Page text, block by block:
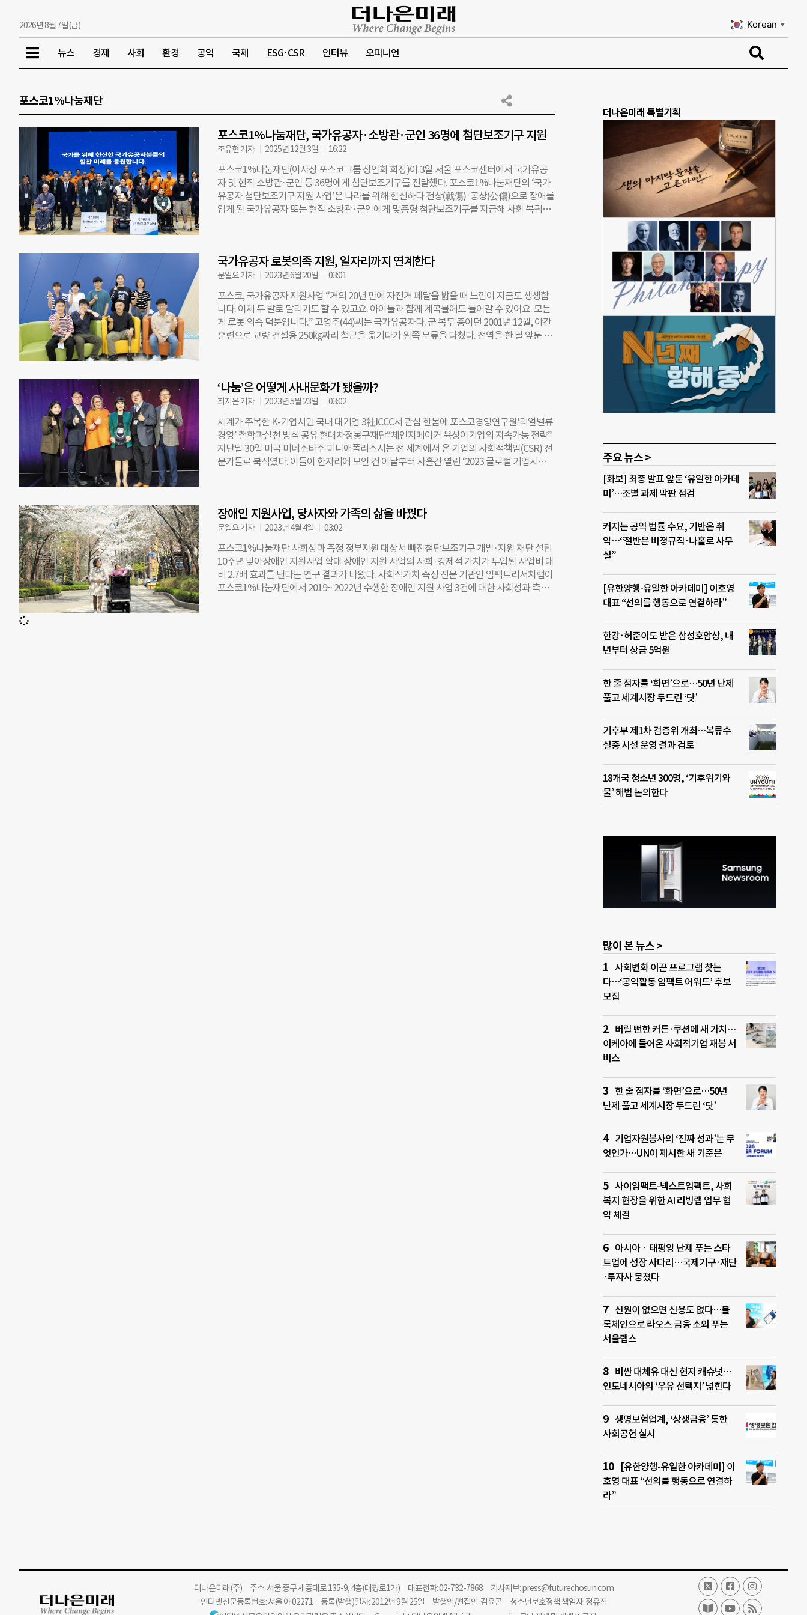
2026년 8월 7일(금) Korean ▼
뉴스 경제 사회 환경 공익 국제 ESG·CSR 인터뷰 오피니언
포스코1%나눔재단
포스코1%나눔재단, 국가유공자·소방관·군인 36명에 첨단보조기구 지원
조유현 기자 2025년 12월 3일 16:22
포스코1%나눔재단(이사장 포스코그룹 장인화 회장)이 3일 서울 포스코센터에서 국가유공
자 및 현직 소방관·군인 등 36명에게 첨단보조기구를 전달했다. 포스코1%나눔재단의 ‘국가
유공자 첨단보조기구 지원 사업’은 나라를 위해 헌신하다 전상(戰傷)·공상(公傷)으로 장애를
입게 된 국가유공자 또는 현직 소방관·군인에게 맞춤형 첨단보조기구를 지급해 사회 복귀와
상자로 선정된 국가유공자를 비롯해 국가보훈부 강윤진 차관, 한국보훈복지의료공단 윤종진
이사장 및 포스코그룹 장인화 회장 등 약 50여 명이 참석했다. 장인화 회장은 “포스코그룹 임
직원들을 대표하여 나라를 위해 헌신한 국가유공자 등 우리시대의 영웅들에게 감사와 존경
의 의미를 담은 작은 보답을 할 수 있어 영광으로 생각한다”며 “앞으로도 우리 포스코그룹은
국가를 위해 헌신한 영웅들을 잊지 않는 활동을 지속적으로 펼쳐 나가겠다”고 말했다. 국가보
훈부 강윤진 차관은 “매년 국가유공자 분들께 첨단보조기구를 지원해주는 포스코1%나눔재
단에 감사드린다”며 “국가보훈부는 나라를 위해 헌신한 분을 존중하고 예우하는 문화를 정
중 손 일부를 잃은 김도경 중사가 각각 첨단휠체어와 로봇 의수를 받았다. 국가유공자 이지운
씨는 “휠체어로 생활해야 하는 만큼 일상의 어려움이 많은데 포스코1%나눔재단에서 첨단
휠체어를 지원해 준 덕분에 이동과 활동에 제약이 크게 해소되어 현재
국가유공자 로봇의족 지원, 일자리까지 연계한다
문일요 기자 2023년 6월 20일 03:01
포스코, 국가유공자 지원사업 “거의 20년 만에 자전거 페달을 밟을 때 느낌이 지금도 생생합
니다. 이제 두 발로 달리기도 할 수 있고요. 아이들과 함께 계곡물에도 들어갈 수 있어요. 모든
게 로봇 의족 덕분입니다.” 고영주(44)씨는 국가유공자다. 군 복무 중이던 2001년 12월, 야간
훈련으로 교량 건설용 250㎏짜리 철근을 옮기다가 왼쪽 무릎을 다쳤다. 전역을 한 달 앞둔 시
그의 투병 생활은 계속됐다. 2015년에는 수술로 삽입한 인공관절이 부러지면서 염증이 발생
했다. 다리를 살리기 위해 수술만 40차례 했지만, 결국 2017년 왼쪽 다리를 잃었다. 당시 나이
서른아홉이었다. 당시 정부에서 기계식 의족을 지원했지만 일상을 회복하기에는 무척 불편
했다. 고씨는 “보훈처에 문의했더니 예산이 한정돼 있어서 원하는 의족을 지급하기는 어렵다
고 했다”면서 “보조금에 사비를 보태서 다른 의족을 구하고 싶었지만 그마저도 승인되지 않
았다”고 했다. 로봇 의족이 바꾼 일상 국내 전상·공상으로 퇴직한 국가유공자는 60만명이다.
이 가운데 12만명이 장애인이다. 고영주씨는 2008년 국가보훈처로부터 공상(公傷) 판정을
이나 의료기구 등이 제공되지만, 로봇 의족과 같은 첨단보조기구는 정부 지원 대상에서 제외
돼 있다. 국가보훈부의 보철구 지원
‘나눔’은 어떻게 사내문화가 됐을까?
최지은 기자 2023년 5월 23일 03:02
세계가 주목한 K-기업시민 국내 대기업 3社ICCC서 관심 한몸에 포스코경영연구원‘리얼밸류
경영’ 철학과실천 방식 공유 현대차정몽구재단“체인지메이커 육성이기업의 지속가능 전략”
지난달 30일 미국 미네소타주 미니애폴리스시는 전 세계에서 온 기업의 사회적책임(CSR) 전
문가들로 북적였다. 이들이 한자리에 모인 건 이날부터 사흘간 열린 ‘2023 글로벌 기업시민
런스의 슬로건은 ‘회복탄력성을 다시 생각하다(Rethink Resilience)’였다. 제너럴모터스, 네
슬레, 월트디즈니, 페덱스 등 다양한 산업군의 기업 리더와 실무자 500여 명이 노하우와 아이
디어를 나눴다. 이번 행사에서는 우리나라 기업의 활약이 두드러졌다. 포스코, 포스코1%나
눔재단, 현대차정몽구재단, SK, SK사회적가치연구원 관계자들은 주요 세션 무대에 올라 소
셜임팩트 확산 사례를 공유했다. 포스코는 울릉도 앞바다에 바다숲을 조성해 탄소중립을 앞
당긴 공로를 인정받아 혁신상(Innovation Awards) 환경 부문 수상자로 선정되기도 했다. 아
시아 기업으로는 최초 수상이다. 최영 포스코 기업시민실장은 “최근 세계에서 우리나라 위상
장애인 지원사업, 당사자와 가족의 삶을 바꿨다
문일요 기자 2023년 4월 4일 03:02
포스코1%나눔재단 사회성과 측정 정부지원 대상서 빠진첨단보조기구 개발·지원 재단 설립
10주년 맞아장애인 지원사업 확대 장애인 지원 사업의 사회·경제적 가치가 투입된 사업비 대
비 2.7배 효과를 낸다는 연구 결과가 나왔다. 사회적가치 측정 전문 기관인 임팩트리서치랩이
포스코1%나눔재단에서 2019~ 2022년 수행한 장애인 지원 사업 3건에 대한 사회성과 측정
더나은미래 특별기획
주요 뉴스 >
[화보] 최종 발표 앞둔 ‘유일한 아카데
미’…조별 과제 막판 점검
커지는 공익 법률 수요, 기반은 취
약…“절반은 비정규직·나홀로 사무
실”
[유한양행-유일한 아카데미] 이호영
대표 “선의를 행동으로 연결하라”
한강·허준이도 받은 삼성호암상, 내
년부터 상금 5억원
한 줄 점자를 ‘화면’으로…50년 난제
풀고 세계시장 두드린 ‘닷’
기후부 제1차 검증위 개최…복류수
실증 시설 운영 결과 검토
18개국 청소년 300명, ‘기후위기와
물’ 해법 논의한다
많이 본 뉴스 >
사회변화 이끈 프로그램 찾는
다…‘공익활동 임팩트 어워드’ 후보
모집
버릴 뻔한 커튼·쿠션에 새 가치…
이케아에 들어온 사회적기업 재봉 서
비스
한 줄 점자를 ‘화면’으로…50년
난제 풀고 세계시장 두드린 ‘닷’
기업자원봉사의 ‘진짜 성과’는 무
엇인가…UN이 제시한 새 기준은
사이임팩트-넥스트임팩트, 사회
복지 현장을 위한 AI 리빙랩 업무 협
약 체결
아시아ㆍ태평양 난제 푸는 스타
트업에 성장 사다리…국제기구·재단
·투자사 뭉쳤다
신원이 없으면 신용도 없다…블
록체인으로 라오스 금융 소외 푸는
서울랩스
비싼 대체유 대신 현지 캐슈넛…
인도네시아의 ‘우유 선택지’ 넓힌다
생명보험업계, ‘상생금융’ 통한
사회공헌 실시
[유한양행-유일한 아카데미] 이
호영 대표 “선의를 행동으로 연결하
라”
더나은미래(주)주소: 서울 중구 세종대로 135-9, 4층(태평로1가) 대표전화: 02-732-7868 기사제보:press@futurechosun.com
인터넷신문등록번호: 서울 아 02271 등록(발행)일자: 2012년 9월 25일 발행인/편집인: 김윤곤 청소년보호정책 책임자: 정유진